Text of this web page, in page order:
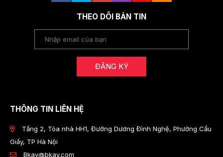
THEO DÕI BẢN TIN
ĐĂNG KÝ
THÔNG TIN LIÊN HỆ
Tầng 2, Tòa nhà HH1, Đường Dương Đình Nghệ, Phường Cầu
Giấy, TP Hà Nội
Bkav@bkav.com